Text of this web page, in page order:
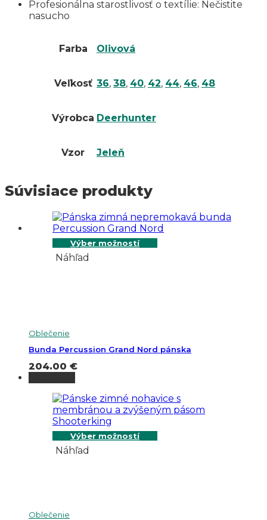
Profesionálna starostlivosť o textílie: Nečistite
nasucho
Farba Olivová
Veľkosť 36, 38, 40, 42, 44, 46, 48
Výrobca Deerhunter
Vzor Jeleň
Súvisiace produkty
Výber možností
Náhľad
Oblečenie
Bunda Percussion Grand Nord pánska
204.00 €
Výber možností
Náhľad
Oblečenie